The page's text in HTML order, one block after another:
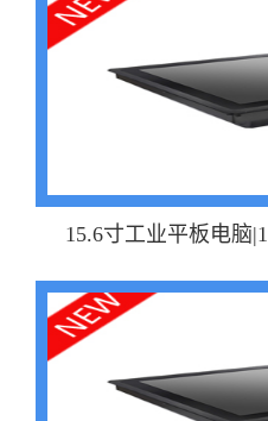
15.6寸工业平板电脑